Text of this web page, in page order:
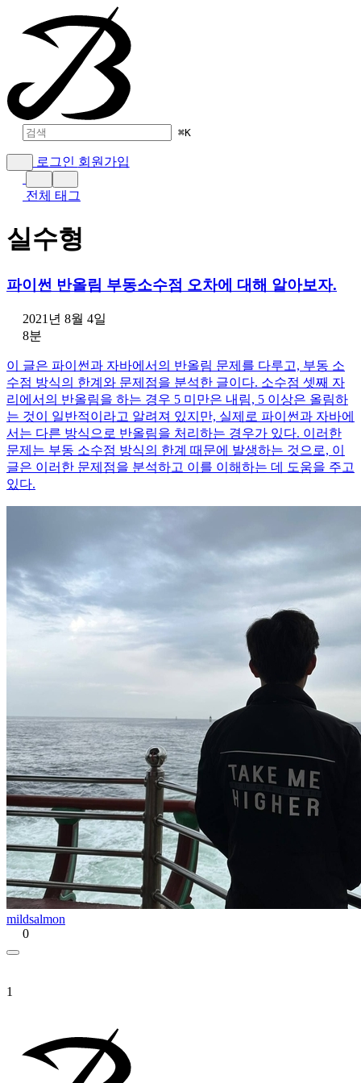
⌘K
로그인 회원가입
전체 태그
실수형
파이썬 반올림 부동소수점 오차에 대해 알아보자.
2021년 8월 4일
8분
이 글은 파이썬과 자바에서의 반올림 문제를 다루고, 부동 소
수점 방식의 한계와 문제점을 분석한 글이다. 소수점 셋째 자
리에서의 반올림을 하는 경우 5 미만은 내림, 5 이상은 올림하
는 것이 일반적이라고 알려져 있지만, 실제로 파이썬과 자바에
서는 다른 방식으로 반올림을 처리하는 경우가 있다. 이러한
문제는 부동 소수점 방식의 한계 때문에 발생하는 것으로, 이
글은 이러한 문제점을 분석하고 이를 이해하는 데 도움을 주고
있다.
mildsalmon
0
1